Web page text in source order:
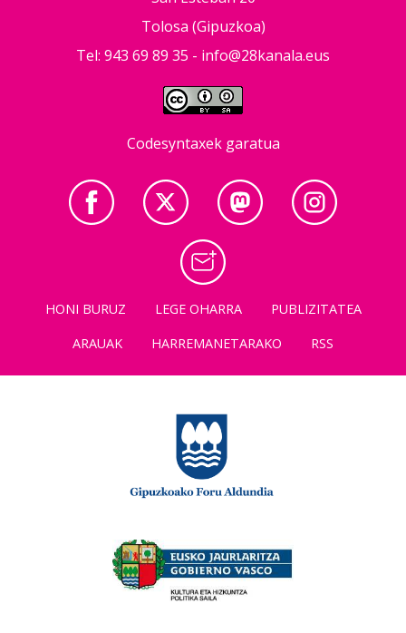
Tolosa (Gipuzkoa)
Tel: 943 69 89 35 - info@28kanala.eus
Codesyntaxek garatua
HONI BURUZ LEGE OHARRA
PUBLIZITATEA
ARAUAK
HARREMANETARAKO RSS